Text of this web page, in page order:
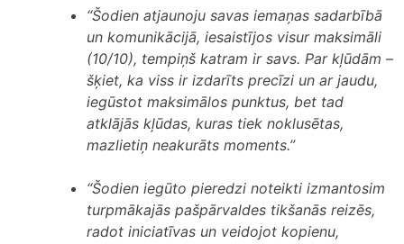
“Šodien atjaunoju savas iemaņas sadarbībā
un komunikācijā, iesaistījos visur maksimāli
(10/10), tempiņš katram ir savs. Par kļūdām –
šķiet, ka viss ir izdarīts precīzi un ar jaudu,
iegūstot maksimālos punktus, bet tad
atklājās kļūdas, kuras tiek noklusētas,
mazlietiņ neakurāts moments.”
“Šodien iegūto pieredzi noteikti izmantosim
turpmākajās pašpārvaldes tikšanās reizēs,
radot iniciatīvas un veidojot kopienu,